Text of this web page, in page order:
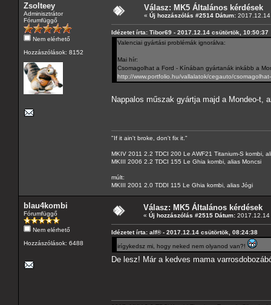
Zsolteey
Adminisztrátor
Fórumfüggő
Nem elérhető
Hozzászólások: 8152
Válasz: MK5 Általános kérdések
« Új hozzászólás #2514 Dátum:
Idézetet írta: Tibor69 - 2017.12.14 csütörtök, 10:50:37
Valenciai gyártási problémák ignorálva:
Mai hír:
Csomagolhat a Ford - Kínában gyártanák inkább a
http://www.portfolio.hu/vallalatok/cegauto/
Nappalos műszak gyártja majd a Mondeo-t,
"If it ain't broke, don't fix it."
MKIV 2011 2.2 TDCI 200 Le AWF21 Titanium-S kombi,
MKIII 2006 2.2 TDCI 155 Le Ghia kombi, alias Moncsi
múlt:
MKIII 2001 2.0 TDDI 115 Le Ghia kombi, alias Jógi
blau4kombi
Fórumfüggő
Nem elérhető
Hozzászólások: 6488
Válasz: MK5 Általános kérdések
« Új hozzászólás #2515 Dátum: 2017.12.14
Idézetet írta: alf® - 2017.12.14 csütörtök, 08:24:38
irígykedsz mi, hogy neked nem olyanod van?!
De lesz! Már a kedves mama